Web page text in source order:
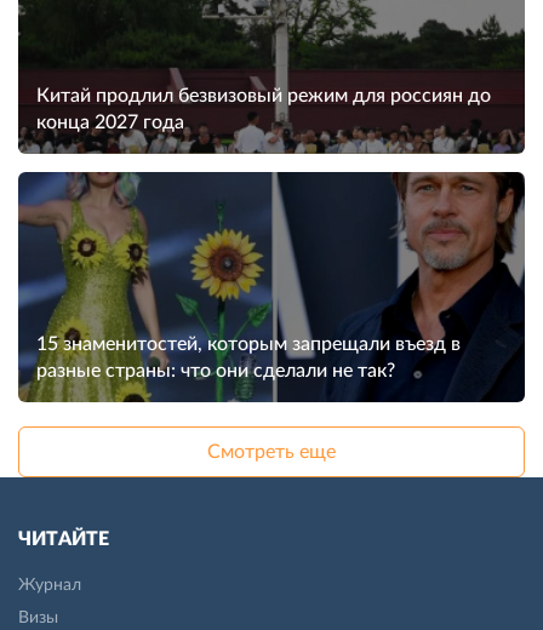
Китай продлил безвизовый режим для россиян до
конца 2027 года
15 знаменитостей, которым запрещали въезд в
разные страны: что они сделали не так?
Смотреть еще
ЧИТАЙТЕ
Журнал
Визы